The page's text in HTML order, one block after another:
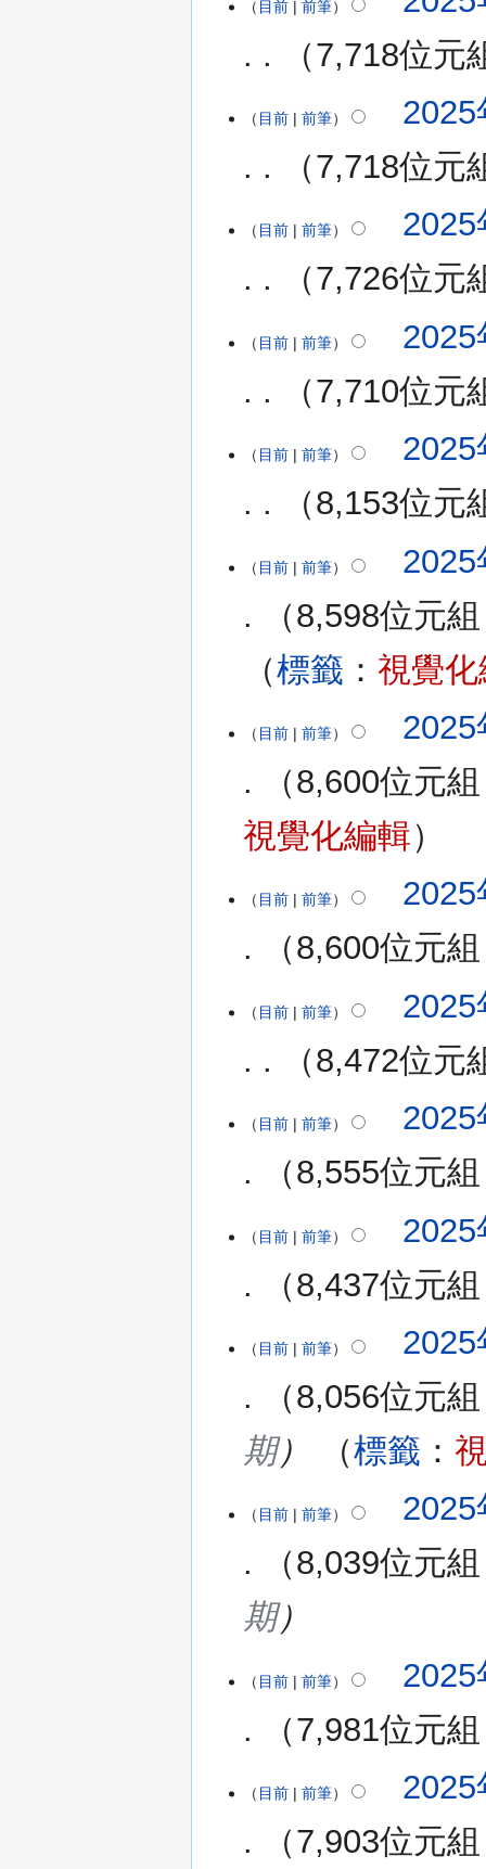
編 目前 前筆
7,718位元
編 目前 前筆
7,718位元
編 目前 前筆
7,726位元
編 目前 前筆
7,710位元
編 目前 前筆
8,153位元
目前 前筆
8,598位元組
標籤 ：視覺
目前 前筆
8,600位元組
視覺化編輯
目前 前筆
8,600位元組
編 目前 前筆
8,472位元
編 目前 前筆
8,555位元組
編 目前 前筆
8,437位元組
目前 前筆
8,056位元組
期
標籤 ：
目前 前筆
8,039位元組
期
目前 前筆
7,981位元組
目前 前筆
7,903位元組